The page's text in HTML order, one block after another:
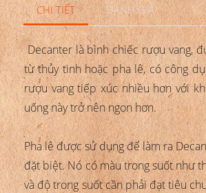
CHI TIẾT ĐÁNH GIÁ
Decanter là bình chiếc rượu vang,
từ thủy tinh hoặc pha lê, có công
rượu vang tiếp xúc nhiều hơn với
uống này trở nên ngon hơn.
Pha lê được sử dụng để làm ra
đặt biệt. Nó có màu trong suốt như
và độ trong suốt cần phải đạt tiêu